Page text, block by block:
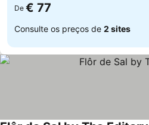
De € 77
Consulte os preços de 2 sites